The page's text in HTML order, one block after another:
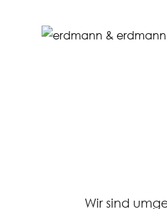
Wir sind